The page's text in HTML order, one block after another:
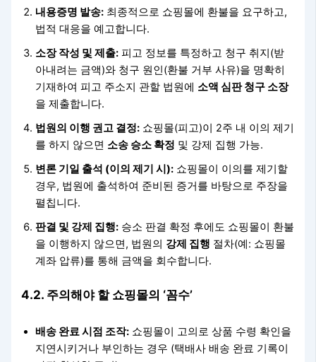
내용증명 발송: 최종적으로 쇼핑몰에 환불을 요구하고,
법적 대응을 예고합니다.
소장 작성 및 제출: 피고 정보를 특정하고 청구 취지(받
아내려는 금액)와 청구 원인(환불 거부 사유)을 명확히
기재하여 피고 주소지 관할 법원에 소액 심판 청구 소장
을 제출합니다.
법원의 이행 권고 결정: 쇼핑몰(피고)이 2주 내 이의 제기
를 하지 않으면 소송 승소 확정 및 강제 집행 가능.
변론 기일 출석 (이의 제기 시): 쇼핑몰이 이의를 제기할
경우, 법원에 출석하여 준비된 증거를 바탕으로 주장을
펼칩니다.
판결 및 강제 집행: 승소 판결 확정 후에도 쇼핑몰이 환불
을 이행하지 않으면, 법원의 강제 집행 절차(예: 쇼핑몰
계좌 압류)를 통해 금액을 회수합니다.
4.2. 주의해야 할 쇼핑몰의 ‘꼼수’
배송 완료 시점 조작: 쇼핑몰이 고의로 상품 수령 확인을
지연시키거나 부인하는 경우 (택배사 배송 완료 기록이